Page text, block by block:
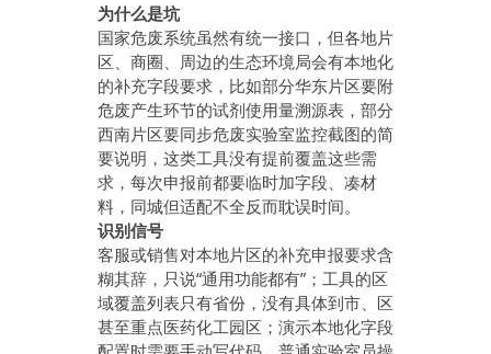
为什么是坑
国家危废系统虽然有统一接口，但各地片
区、商圈、周边的生态环境局会有本地化
的补充字段要求，比如部分华东片区要附
危废产生环节的试剂使用量溯源表，部分
西南片区要同步危废实验室监控截图的简
要说明，这类工具没有提前覆盖这些需
求，每次申报前都要临时加字段、凑材
料，同城但适配不全反而耽误时间。
识别信号
客服或销售对本地片区的补充申报要求含
糊其辞，只说“通用功能都有”；工具的区
域覆盖列表只有省份，没有具体到市、区
甚至重点医药化工园区；演示本地化字段